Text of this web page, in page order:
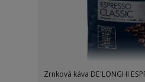
Zrnková káva DE'LONGHI